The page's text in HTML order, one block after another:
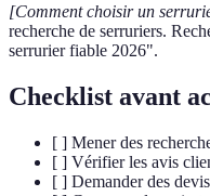
[Comment choisir un
recherche de serruriers.
serrurier fiable 2026".
Checklist avant
[ ] Mener des
[ ] Vérifier les avis
[ ] Demander des